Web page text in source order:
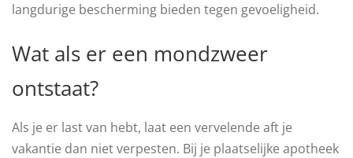
langdurige bescherming bieden tegen gevoeligheid.
Wat als er een mondzweer
ontstaat?
Als je er last van hebt, laat een vervelende aft je
vakantie dan niet verpesten. Bij je plaatselijke apotheek